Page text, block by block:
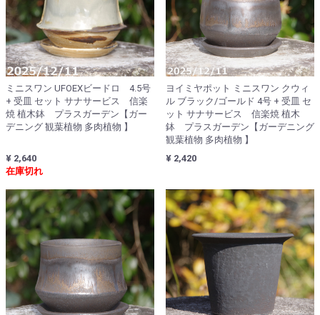
ミニスワン UFOEXビードロ 4.5号
+ 受皿 セット サナサービス 信楽
焼 植木鉢 プラスガーデン【ガー
デニング 観葉植物 多肉植物 】
¥ 2,640
在庫切れ
ヨイミヤポット ミニスワン クウィ
ル ブラック/ゴールド 4号 + 受皿 セ
ット サナサービス 信楽焼 植木
鉢 プラスガーデン【ガーデニング
観葉植物 多肉植物 】
¥ 2,420